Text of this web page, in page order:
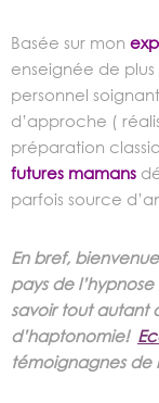
Basée sur mon
enseignée de
personnel
d’approche (
préparation
futures mamans
parfois source
En bref,
pays de
savoir tout autant
d’haptonomie!
témoignagnes